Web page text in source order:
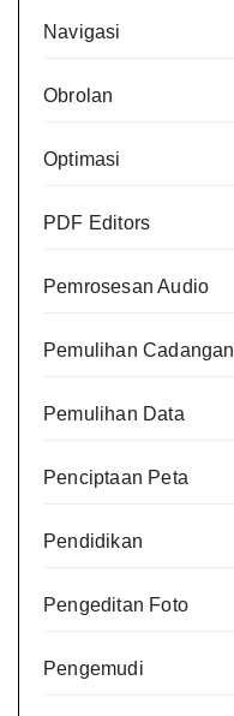
Navigasi
Obrolan
Optimasi
PDF Editors
Pemrosesan Audio
Pemulihan Cadangan
Pemulihan Data
Penciptaan Peta
Pendidikan
Pengeditan Foto
Pengemudi